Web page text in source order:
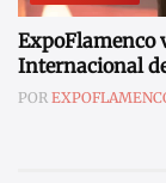
ExpoFlamenco
Internacional
POR